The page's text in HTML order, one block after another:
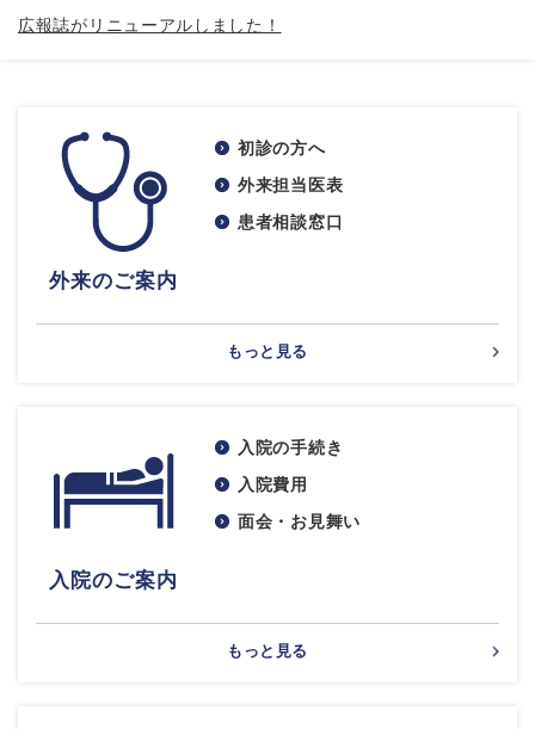
広報誌がリニューアルしました！
外来のご案内
初診の方へ
外来担当医表
患者相談窓口
もっと見る
入院のご案内
入院の手続き
入院費用
面会・お見舞い
もっと見る